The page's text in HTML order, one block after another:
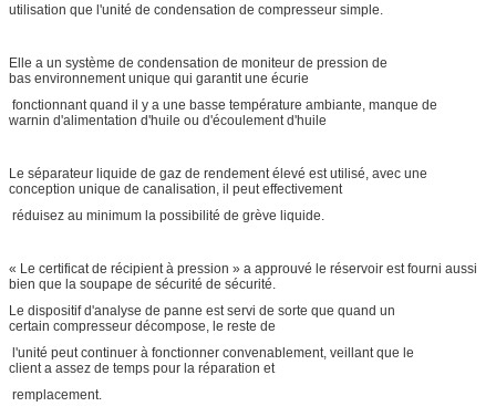
utilisation que l'unité de condensation de compresseur simple.
Elle a un système de condensation de moniteur de pression de
bas environnement unique qui garantit une écurie
fonctionnant quand il y a une basse température ambiante, manque de
warnin d'alimentation d'huile ou d'écoulement d'huile
Le séparateur liquide de gaz de rendement élevé est utilisé, avec une
conception unique de canalisation, il peut effectivement
réduisez au minimum la possibilité de grève liquide.
« Le certificat de récipient à pression » a approuvé le réservoir est fourni aussi
bien que la soupape de sécurité de sécurité.
Le dispositif d'analyse de panne est servi de sorte que quand un
certain compresseur décompose, le reste de
l'unité peut continuer à fonctionner convenablement, veillant que le
client a assez de temps pour la réparation et
remplacement.